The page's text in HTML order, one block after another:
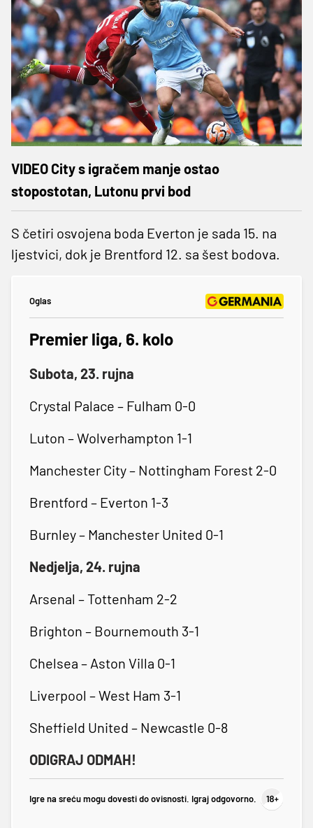
VIDEO City s igračem manje ostao
stopostotan, Lutonu prvi bod
S četiri osvojena boda Everton je sada 15. na
ljestvici, dok je Brentford 12. sa šest bodova.
Oglas
Premier liga, 6. kolo
Subota, 23. rujna
Crystal Palace – Fulham 0-0
Luton – Wolverhampton 1-1
Manchester City – Nottingham Forest 2-0
Brentford – Everton 1-3
Burnley – Manchester United 0-1
Nedjelja, 24. rujna
Arsenal – Tottenham 2-2
Brighton – Bournemouth 3-1
Chelsea – Aston Villa 0-1
Liverpool – West Ham 3-1
Sheffield United – Newcastle 0-8
ODIGRAJ ODMAH!
Igre na sreću mogu dovesti do ovisnosti. Igraj odgovorno.